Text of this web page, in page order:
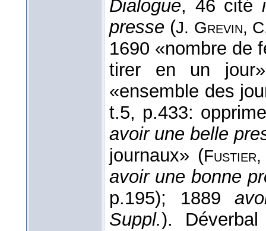
Dialogue, 46 cité
presse (J. Grevin,
1690 «nombre de
tirer en un
«ensemble des
t.5, p.433:
avoir une belle
journaux» (
avoir une bonne
p.195); 1889
Suppl.).